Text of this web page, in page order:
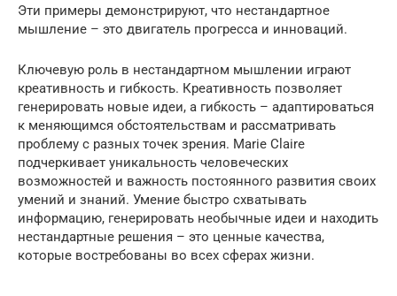
Эти примеры демонстрируют, что нестандартное
мышление – это двигатель прогресса и инноваций.
Ключевую роль в нестандартном мышлении играют
креативность и гибкость. Креативность позволяет
генерировать новые идеи, а гибкость – адаптироваться
к меняющимся обстоятельствам и рассматривать
проблему с разных точек зрения. Marie Claire
подчеркивает уникальность человеческих
возможностей и важность постоянного развития своих
умений и знаний. Умение быстро схватывать
информацию, генерировать необычные идеи и находить
нестандартные решения – это ценные качества,
которые востребованы во всех сферах жизни.